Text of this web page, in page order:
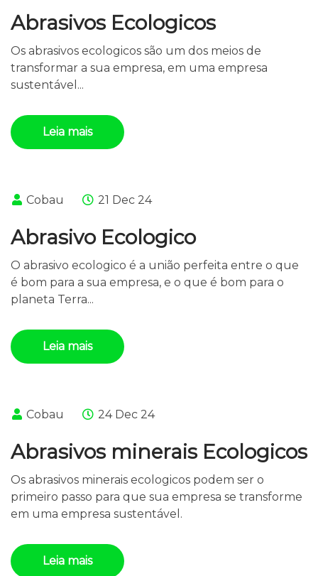
Abrasivos Ecologicos
Os abrasivos ecologicos são um dos meios de
transformar a sua empresa, em uma empresa
sustentável...
Leia mais
Cobau 21 Dec 24
Abrasivo Ecologico
O abrasivo ecologico é a união perfeita entre o que
é bom para a sua empresa, e o que é bom para o
planeta Terra...
Leia mais
Cobau 24 Dec 24
Abrasivos minerais Ecologicos
Os abrasivos minerais ecologicos podem ser o
primeiro passo para que sua empresa se transforme
em uma empresa sustentável.
Leia mais